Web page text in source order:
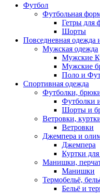
Футбол
Футбольная
Гетры для
Шорты
Повседневная одежда
Мужская одежда
Мужские
Мужские
Поло и
Спортивная одежда
Футболки,
Футболки
Шорты и
Ветровки,
Ветровки
Джемпера и
Джемпера
Куртки
Манишки,
Манишки
Термобельё,
Бельё и